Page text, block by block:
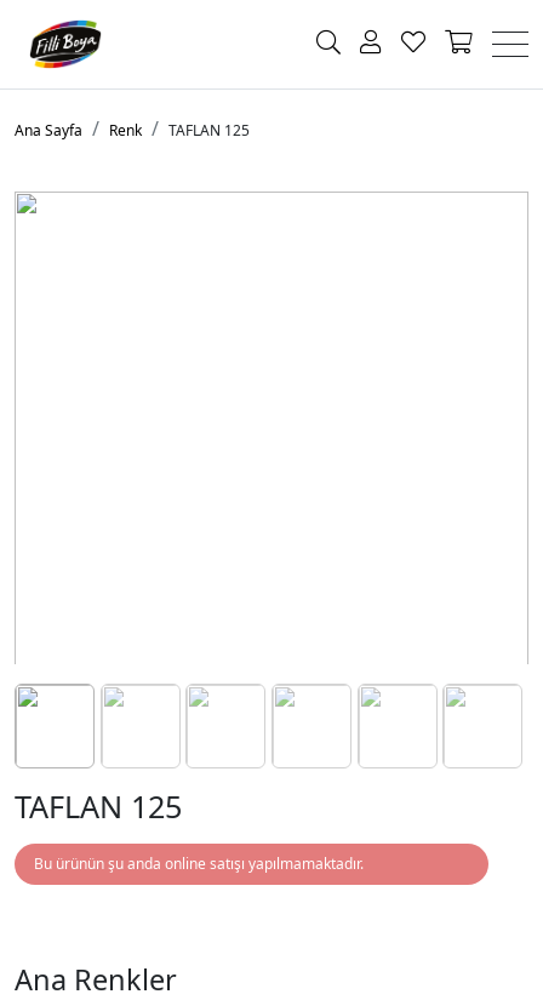
Ana Sayfa Renk TAFLAN 125
TAFLAN 125
Bu ürünün şu anda online satışı yapılmamaktadır.
Ana Renkler